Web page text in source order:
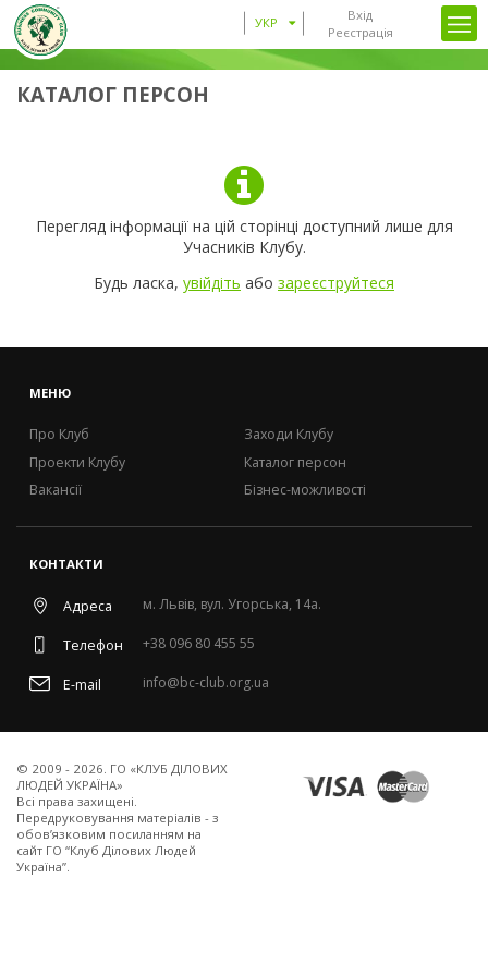
Вхід
Реєстрація
УКР
КАТАЛОГ ПЕРСОН
Перегляд інформації на цій сторінці доступний лише для
Учасників Клубу.
Будь ласка, увійдіть або зареєструйтеся
МЕНЮ
Про Клуб
Проекти Клубу
Вакансії
Заходи Клубу
Каталог персон
Бізнес-можливості
КОНТАКТИ
Адреса м. Львів, вул. Угорська, 14а.
Телефон +38 096 80 455 55
E-mail info@bc-club.org.ua
© 2009 - 2026. ГО «КЛУБ ДІЛОВИХ
ЛЮДЕЙ УКРАЇНА»
Всi права захищенi.
Передруковування матеріалів - з
обов’язковим посиланням на
сайт ГО “Клуб Ділових Людей
Україна”.